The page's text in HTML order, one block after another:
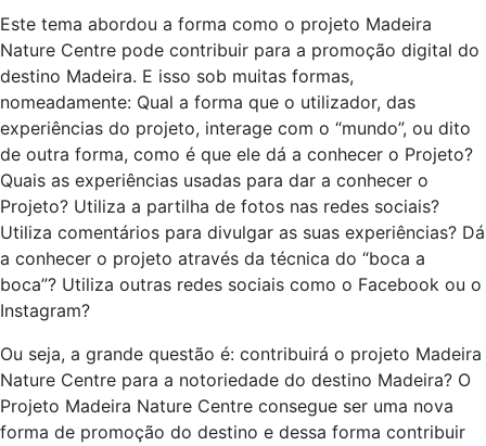
Este tema abordou a forma como o projeto Madeira
Nature Centre pode contribuir para a promoção digital do
destino Madeira. E isso sob muitas formas,
nomeadamente: Qual a forma que o utilizador, das
experiências do projeto, interage com o “mundo”, ou dito
de outra forma, como é que ele dá a conhecer o Projeto?
Quais as experiências usadas para dar a conhecer o
Projeto? Utiliza a partilha de fotos nas redes sociais?
Utiliza comentários para divulgar as suas experiências? Dá
a conhecer o projeto através da técnica do “boca a
boca”? Utiliza outras redes sociais como o Facebook ou o
Instagram?
Ou seja, a grande questão é: contribuirá o projeto Madeira
Nature Centre para a notoriedade do destino Madeira? O
Projeto Madeira Nature Centre consegue ser uma nova
forma de promoção do destino e dessa forma contribuir